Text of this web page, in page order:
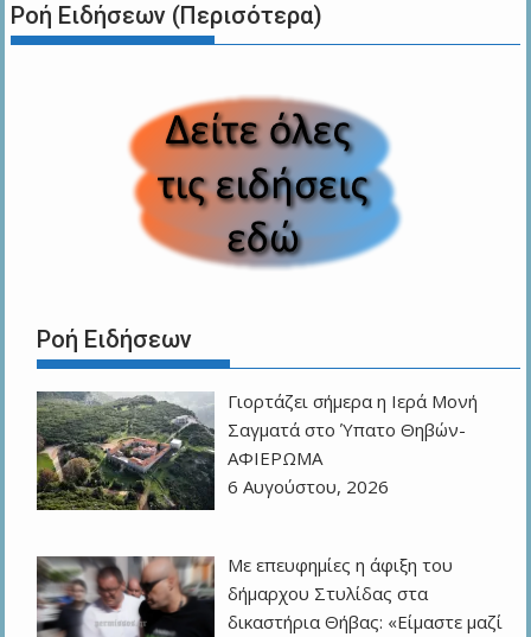
Ροή Ειδήσεων (Περισότερα)
Ροή Ειδήσεων
Γιορτάζει σήμερα η Ιερά Μονή
Σαγματά στο Ύπατο Θηβών-
ΑΦΙΕΡΩΜΑ
6 Αυγούστου, 2026
Με επευφημίες η άφιξη του
δήμαρχου Στυλίδας στα
δικαστήρια Θήβας: «Είμαστε μαζί